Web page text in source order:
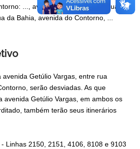
..., avenida Getúlio Vargas, rua
da Bahia, avenida do Contorno, ...
avenida Getúlio Vargas, entre rua
serão desviadas. As que
avenida Getúlio Vargas, em ambos os
também terão seus itinerários
Linhas 2150, 2151, 4106, 8108 e 9103